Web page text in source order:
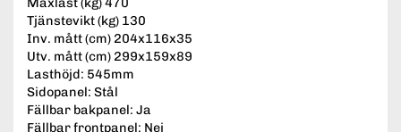
Tjänstevikt (kg) 130
Inv. mått (cm) 204x116x35
Utv. mått (cm) 299x159x89
Lasthöjd: 545mm
Sidopanel: Stål
Fällbar bakpanel: Ja
Fällbar frontpanel: Nej